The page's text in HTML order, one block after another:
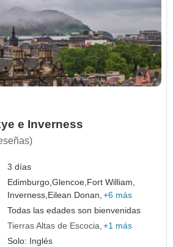
e Inverness
3 días
Edimburgo,Glencoe, Fort William,
Inverness, Eilean Donan, +6 más
Todas las edades son bienvenidas
Tierras Altas de Escocia +1 más
Solo: Inglés